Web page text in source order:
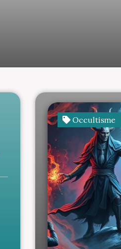
Occultisme